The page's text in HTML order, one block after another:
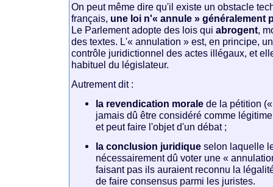
On peut même dire qu'il existe un obstacle
français, une loi n'« annule » généralement
Le Parlement adopte des lois quiabrogent ,
des textes. L'« annulation » est, en principe,
contrôle juridictionnel des actes illégaux, et
habituel du législateur.
Autrement dit :
la revendication morale de la pétition
jamais dû être considéré comme
et peut faire l'objet d'un débat ;
la conclusion juridique selon laquelle
nécessairement dû voter une «
faisant pas ils auraient reconnu la
de faire consensus parmi les juristes.